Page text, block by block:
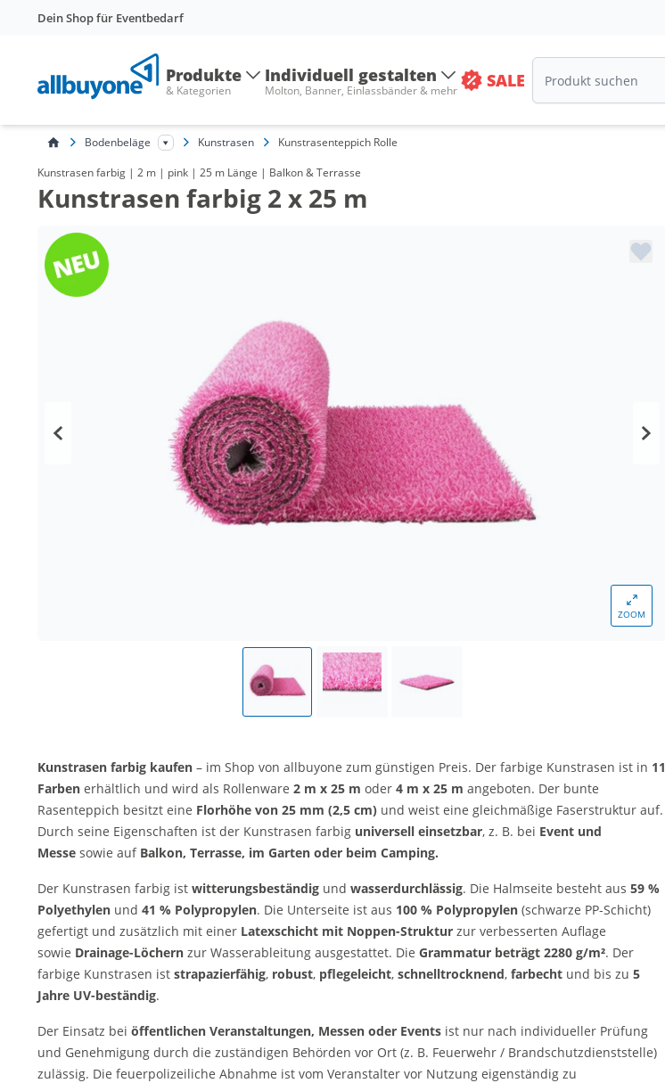
Dein Shop für Eventbedarf
Produkte
& Kategorien
Individuell gestalten
Molton, Banner, Einlassbänder & mehr SALE
Bodenbeläge Kunstrasen Kunstrasenteppich Rolle
Kunstrasen farbig | 2 m | pink | 25 m Länge | Balkon & Terrasse
Kunstrasen farbig 2 x 25 m
ZOOM
Kunstrasen farbig kaufen – im Shop von allbuyone zum günstigen Preis. Der farbige Kunstrasen ist in 11
Farben erhältlich und wird als Rollenware 2 m x 25 m oder 4 m x 25 m angeboten. Der bunte
Rasenteppich besitzt eine Florhöhe von 25 mm (2,5 cm) und weist eine gleichmäßige Faserstruktur auf.
Durch seine Eigenschaften ist der Kunstrasen farbig universell einsetzbar, z. B. bei Event und
Messe sowie auf Balkon, Terrasse, im Garten oder beim Camping.
Der Kunstrasen farbig ist witterungsbeständig und wasserdurchlässig. Die Halmseite besteht aus 59 %
Polyethylen und 41 % Polypropylen. Die Unterseite ist aus 100 % Polypropylen (schwarze PP-Schicht)
gefertigt und zusätzlich mit einer Latexschicht mit Noppen-Struktur zur verbesserten Auflage
sowie Drainage-Löchern zur Wasserableitung ausgestattet. Die Grammatur beträgt 2280 g/m². Der
farbige Kunstrasen ist strapazierfähig, robust, pflegeleicht, schnelltrocknend, farbecht und bis zu 5
Jahre UV-beständig.
Der Einsatz bei öffentlichen Veranstaltungen, Messen oder Events ist nur nach individueller Prüfung
und Genehmigung durch die zuständigen Behörden vor Ort (z. B. Feuerwehr / Brandschutzdienststelle)
zulässig. Die feuerpolizeiliche Abnahme ist vom Veranstalter vor Nutzung eigenständig zu